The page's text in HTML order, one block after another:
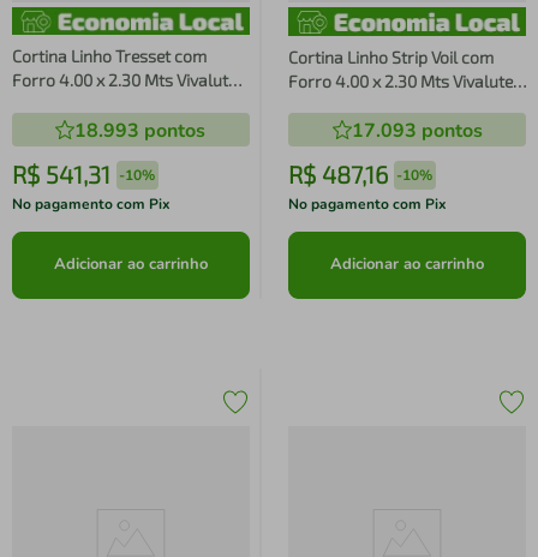
Cortina Linho Tresset com
Forro 4.00 x 2.30 Mts Vivalutex
18.993 pontos
R$ 541,31 -10%
No pagamento com Pix
Adicionar ao carrinho
Cortina Linho Strip Voil com
Forro 4.00 x 2.30 Mts Vivalutex
17.093 pontos
R$ 487,16 -10%
No pagamento com Pix
Adicionar ao carrinho